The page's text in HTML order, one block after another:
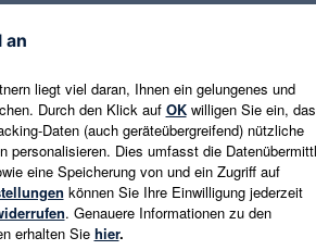
E-Mail-Adresse eingeben
Es gelten die Datenschutzrichtlinien und die